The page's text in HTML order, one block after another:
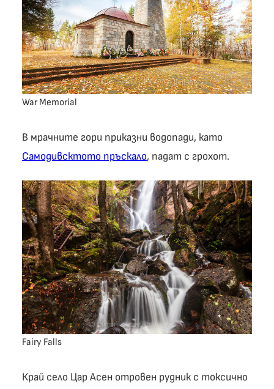
War Memorial
В мрачните гори приказни водопади, като
Самодивсктото пръскало, падат с грохот.
Fairy Falls
Край село Цар Асен отровен рудник с токсично